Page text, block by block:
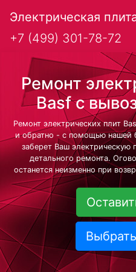
Электрическая
+7 (499) 301-78-72
Ремонт
Basf с
Ремонт электрических плит
и обратно - с помощью нашей
заберет Ваш электрическую
детального ремонта.
останется неизменно при